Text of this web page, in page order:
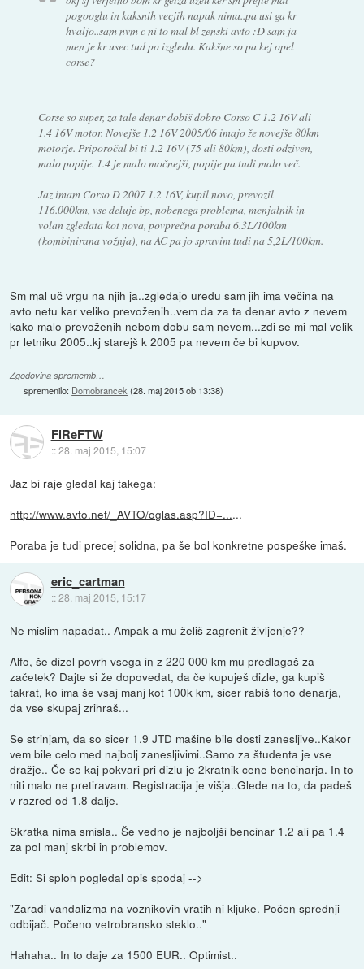
pogooglu in kaksnih vecjih napak nima..pa usi ga kr
hvaljo..sam nvm c ni to mal bl zenski avto :D sam ja
men je kr usec tud po izgledu. Kakšne so pa kej opel
corse?
Corse so super, za tale denar dobiš dobro Corso C 1.2 16V ali
1.4 16V motor. Novejše 1.2 16V 2005/06 imajo že novejše 80km
motorje. Priporočal bi ti 1.2 16V (75 ali 80km), dosti odziven,
malo popije. 1.4 je malo močnejši, popije pa tudi malo več.
Jaz imam Corso D 2007 1.2 16V, kupil novo, prevozil
116.000km, vse deluje bp, nobenega problema, menjalnik in
volan zgledata kot nova, povprečna poraba 6.3L/100km
(kombinirana vožnja), na AC pa jo spravim tudi na 5,2L/100km.
Sm mal uč vrgu na njih ja..zgledajo uredu sam jih ima večina na
avto netu kar veliko prevoženih..vem da za ta denar avto z nevem
kako malo prevoženih nebom dobu sam nevem...zdi se mi mal velik
pr letniku 2005..kj starejš k 2005 pa nevem če bi kupvov.
Zgodovina sprememb…
spremenilo: Domobrancek (28. maj 2015 ob 13:38)
FiReFTW
::28. maj 2015, 15:07
Jaz bi raje gledal kaj takega:
http://www.avto.net/_AVTO/oglas.asp?ID=......
Poraba je tudi precej solidna, pa še bol konkretne pospeške imaš.
eric_cartman
::28. maj 2015, 15:17
Ne mislim napadat.. Ampak a mu želiš zagrenit življenje??
Alfo, še dizel povrh vsega in z 220 000 km mu predlagaš za
začetek? Dajte si že dopovedat, da če kupuješ dizle, ga kupiš
takrat, ko ima še vsaj manj kot 100k km, sicer rabiš tono denarja,
da vse skupaj zrihraš...
Se strinjam, da so sicer 1.9 JTD mašine bile dosti zanesljive..Kakor
vem bile celo med najbolj zanesljivimi..Samo za študenta je vse
dražje.. Če se kaj pokvari pri dizlu je 2kratnik cene bencinarja. In to
niti malo ne pretiravam. Registracija je višja..Glede na to, da padeš
v razred od 1.8 dalje.
Skratka nima smisla.. Še vedno je najboljši bencinar 1.2 ali pa 1.4
za pol manj skrbi in problemov.
Edit: Si sploh pogledal opis spodaj -->
"Zaradi vandalizma na voznikovih vratih ni kljuke. Počen sprednji
odbijač. Počeno vetrobransko steklo.."
Hahaha.. In to daje za 1500 EUR.. Optimist..